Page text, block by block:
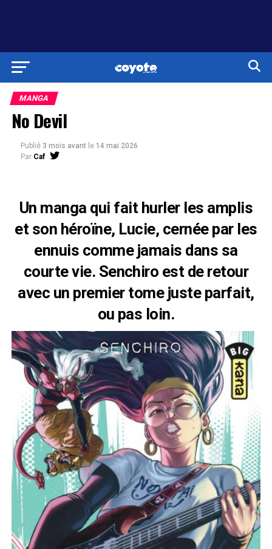
MANGA
No Devil
Publié 3 mois avant le 14 mai 2026
Par Caf
Un manga qui fait hurler les amplis
et son héroïne, Lucie, cernée par les
ennuis comme jamais dans sa
courte vie. Senchiro est de retour
avec un premier tome juste parfait,
ou pas loin.